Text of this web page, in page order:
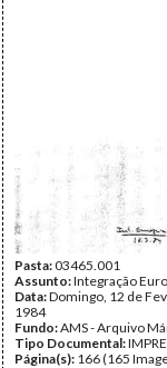
Pasta:03465.001
Assunto:Integração
Data:Domingo, 12 de
1984
Fundo:AMS - Arquivo
Tipo Documental:
Página(s): 166 (165